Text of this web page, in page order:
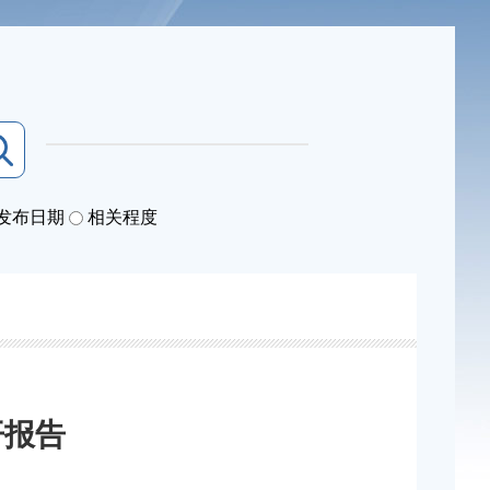
布日期 相关程度
告